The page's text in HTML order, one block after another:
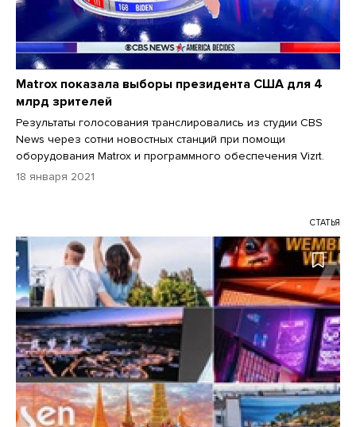
Matrox показала выборы президента США для 4
млрд зрителей
Результаты голосования транслировались из студии CBS
News через сотни новостных станций при помощи
оборудования Matrox и программного обеспечения Vizrt.
18 января 2021
СТАТЬЯ